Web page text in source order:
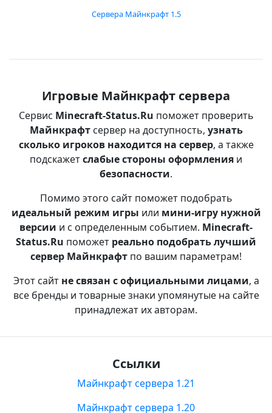
Сервера Майнкрафт 1.5
Игровые Майнкрафт сервера
Сервис Minecraft-Status.Ru поможет проверить
Майнкрафтсервер на доступность, узнать
сколько игроков находится на сервер, а также
подскажетслабые стороны оформления и
безопасности.
Помимо этого сайт поможет подобрать
идеальный режим игры или мини-игру нужной
версии и с определенным событием. Minecraft-
Status.Ru поможет реально подобрать лучший
сервер Майнкрафт по вашим параметрам!
Этот сайт не связан с официальными лицами, а
все бренды и товарные знаки упомянутые на сайте
принадлежат их авторам.
Ссылки
Майнкрафт сервера 1.21
Майнкрафт сервера 1.20